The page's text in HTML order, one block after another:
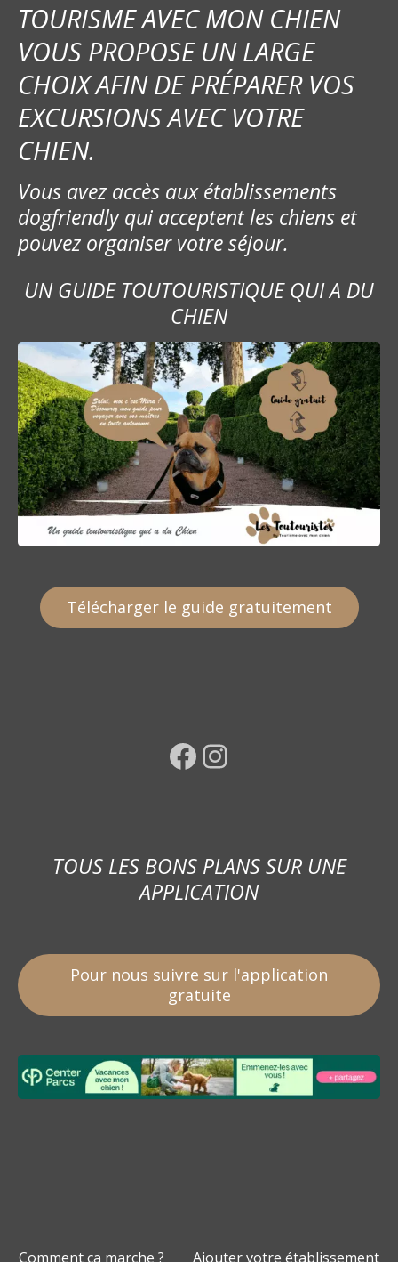
TOURISME AVEC MON CHIEN
VOUS PROPOSE UN LARGE
CHOIX AFIN DE PRÉPARER VOS
EXCURSIONS AVEC VOTRE
CHIEN.
Vous avez accès aux établissements
dogfriendly qui acceptent les chiens et
pouvez organiser votre séjour.
UN GUIDE TOUTOURISTIQUE QUI A DU
CHIEN
Télécharger le guide gratuitement
Facebook Instagram
TOUS LES BONS PLANS SUR UNE
APPLICATION
Pour nous suivre sur l'application
gratuite
Comment ça marche ? Ajouter votre établissement